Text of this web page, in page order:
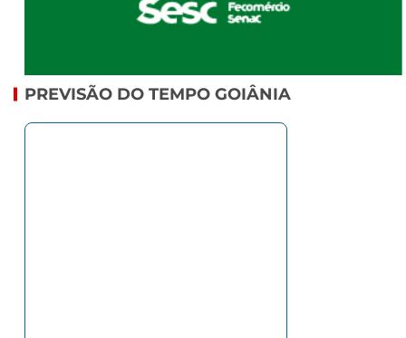
PREVISÃO DO TEMPO GOIÂNIA